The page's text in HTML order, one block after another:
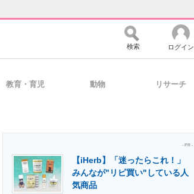
のコミュニティ マーケ×ITの今がよく分かる
検索 ログイン
教育・育児 動物 リサーチ
- PR -
【iHerb】「迷ったらこれ！」
みんなが"リピ買い"している人
気商品